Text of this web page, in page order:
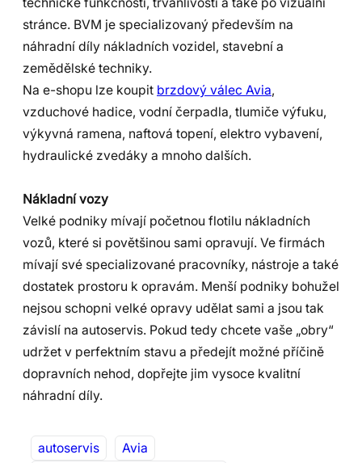
technické funkčnosti, trvanlivosti a také po vizuální
stránce. BVM je specializovaný především na
náhradní díly nákladních vozidel, stavební a
zemědělské techniky.
Na e-shopu lze koupit brzdový válec Avia,
vzduchové hadice, vodní čerpadla, tlumiče výfuku,
výkyvná ramena, naftová topení, elektro vybavení,
hydraulické zvedáky a mnoho dalších.
Nákladní vozy
Velké podniky mívají početnou flotilu nákladních
vozů, které si povětšinou sami opravují. Ve firmách
mívají své specializované pracovníky, nástroje a také
dostatek prostoru k opravám. Menší podniky bohužel
nejsou schopni velké opravy udělat sami a jsou tak
závislí na autoservis. Pokud tedy chcete vaše „obry“
udržet v perfektním stavu a předejít možné příčině
dopravních nehod, dopřejte jim vysoce kvalitní
náhradní díly.
autoservis
Avia